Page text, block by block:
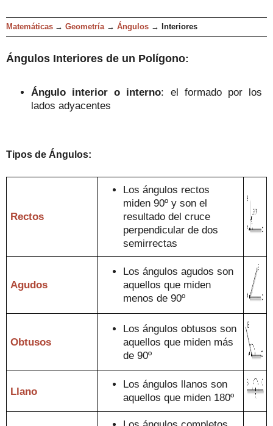
Matemáticas → Geometría→ Ángulos → Interiores
Ángulos Interiores de un Polígono:
Ángulo interior o interno: el formado por los
lados adyacentes
Tipos de Ángulos:
Rectos
Losángulos rectos
miden 90º y son el
resultado del cruce
perpendicular de dos
semirrectas
Agudos
Los ángulos agudos son
aquellos que miden
menos de 90º
Obtusos
Los ángulos obtusos son
aquellos que miden más
de 90º
L lano
Los ángulos llanos son
aquellos que miden 180º